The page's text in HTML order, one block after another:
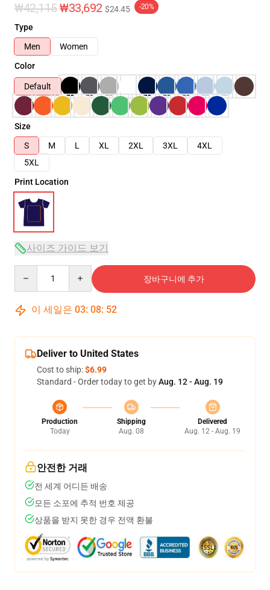
₩42,115₩33,692 $24.45 -20%
Type
Men
Women
Color
Default
Size
S
M L XL 2XL 3XL
4XL
5XL
Print Location
사이즈 가이드 보기
장바구니에 추가
이 세일은 03: 08: 51
Deliver to United States
Cost to ship:$6.99
Standard - Order today to get byAug. 12 - Aug. 19
Production
Today
Shipping
Aug. 08
Delivered
Aug. 12 - Aug. 19
안전한 거래
전 세계 어디든 배송
모든 소포에 추적 번호 제공
상품을 받지 못한 경우 전액 환불